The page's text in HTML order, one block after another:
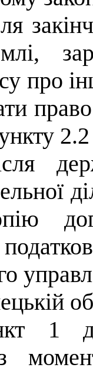
про
1